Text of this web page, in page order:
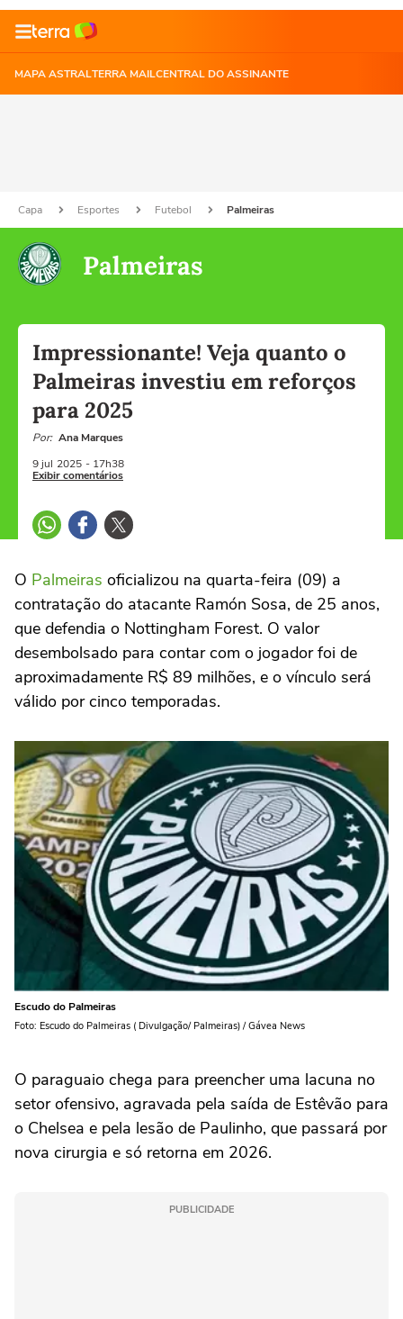
MAPA ASTRALTERRA MAILCENTRAL DO ASSINANTE
Capa Esportes Futebol Palmeiras
Palmeiras
Impressionante! Veja quanto o
Palmeiras investiu em reforços
para 2025
Por: Ana Marques
9 jul 2025 - 17h38
Exibir comentários
O Palmeiras oficializou na quarta-feira (09) a
contratação do atacante Ramón Sosa, de 25 anos,
que defendia o Nottingham Forest. O valor
desembolsado para contar com o jogador foi de
aproximadamente R$ 89 milhões, e o vínculo será
válido por cinco temporadas.
Escudo do Palmeiras
Foto: Escudo do Palmeiras ( Divulgação/ Palmeiras) / Gávea News
O paraguaio chega para preencher uma lacuna no
setor ofensivo, agravada pela saída de Estêvão para
o Chelsea e pela lesão de Paulinho, que passará por
nova cirurgia e só retorna em 2026.
PUBLICIDADE